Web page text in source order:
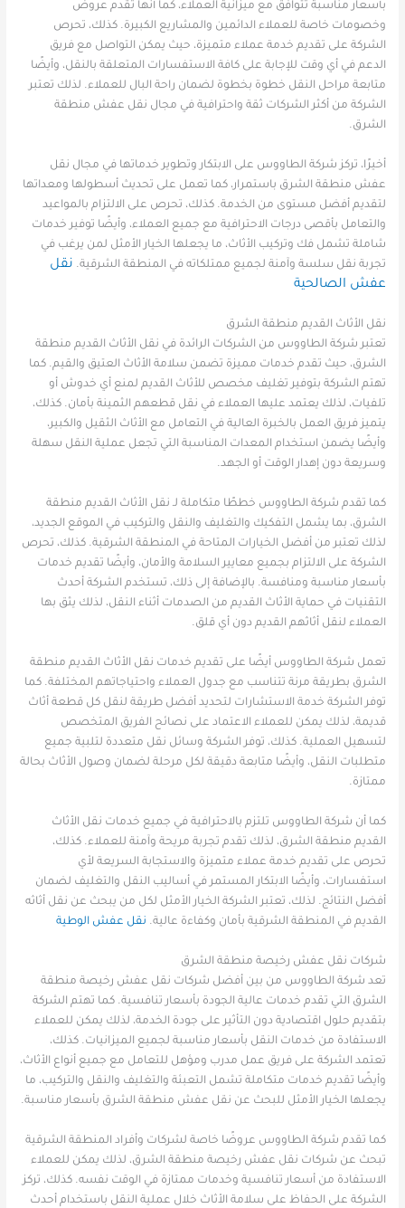
بأسعار مناسبة تتوافق مع ميزانية العملاء، كما أنها تقدم عروض
وخصومات خاصة للعملاء الدائمين والمشاريع الكبيرة. كذلك، تحرص
الشركة على تقديم خدمة عملاء متميزة، حيث يمكن التواصل مع فريق
الدعم في أي وقت للإجابة على كافة الاستفسارات المتعلقة بالنقل، وأيضًا
متابعة مراحل النقل خطوة بخطوة لضمان راحة البال للعملاء. لذلك تعتبر
الشركة من أكثر الشركات ثقة واحترافية في مجال نقل عفش منطقة
الشرق.
أخيرًا، تركز شركة الطاووس على الابتكار وتطوير خدماتها في مجال نقل
عفش منطقة الشرق باستمرار، كما تعمل على تحديث أسطولها ومعداتها
لتقديم أفضل مستوى من الخدمة. كذلك، تحرص على الالتزام بالمواعيد
والتعامل بأقصى درجات الاحترافية مع جميع العملاء، وأيضًا توفير خدمات
شاملة تشمل فك وتركيب الأثاث، ما يجعلها الخيار الأمثل لمن يرغب في
تجربة نقل سلسة وآمنة لجميع ممتلكاته في المنطقة الشرقية. نقل
عفش الصالحية
نقل الأثاث القديم منطقة الشرق
تعتبر شركة الطاووس من الشركات الرائدة في نقل الأثاث القديم منطقة
الشرق، حيث تقدم خدمات مميزة تضمن سلامة الأثاث العتيق والقيم. كما
تهتم الشركة بتوفير تغليف مخصص للأثاث القديم لمنع أي خدوش أو
تلفيات، لذلك يعتمد عليها العملاء في نقل قطعهم الثمينة بأمان. كذلك،
يتميز فريق العمل بالخبرة العالية في التعامل مع الأثاث الثقيل والكبير،
وأيضًا يضمن استخدام المعدات المناسبة التي تجعل عملية النقل سهلة
وسريعة دون إهدار الوقت أو الجهد.
كما تقدم شركة الطاووس خططًا متكاملة لـ نقل الأثاث القديم منطقة
الشرق، بما يشمل التفكيك والتغليف والنقل والتركيب في الموقع الجديد،
لذلك تعتبر من أفضل الخيارات المتاحة في المنطقة الشرقية. كذلك، تحرص
الشركة على الالتزام بجميع معايير السلامة والأمان، وأيضًا تقديم خدمات
بأسعار مناسبة ومنافسة. بالإضافة إلى ذلك، تستخدم الشركة أحدث
التقنيات في حماية الأثاث القديم من الصدمات أثناء النقل، لذلك يثق بها
العملاء لنقل أثاثهم القديم دون أي قلق.
تعمل شركة الطاووس أيضًا على تقديم خدمات نقل الأثاث القديم منطقة
الشرق بطريقة مرنة تتناسب مع جدول العملاء واحتياجاتهم المختلفة. كما
توفر الشركة خدمة الاستشارات لتحديد أفضل طريقة لنقل كل قطعة أثاث
قديمة، لذلك يمكن للعملاء الاعتماد على نصائح الفريق المتخصص
لتسهيل العملية. كذلك، توفر الشركة وسائل نقل متعددة لتلبية جميع
متطلبات النقل، وأيضًا متابعة دقيقة لكل مرحلة لضمان وصول الأثاث بحالة
ممتازة.
كما أن شركة الطاووس تلتزم بالاحترافية في جميع خدمات نقل الأثاث
القديم منطقة الشرق، لذلك تقدم تجربة مريحة وآمنة للعملاء. كذلك،
تحرص على تقديم خدمة عملاء متميزة والاستجابة السريعة لأي
استفسارات، وأيضًا الابتكار المستمر في أساليب النقل والتغليف لضمان
أفضل النتائج. لذلك، تعتبر الشركة الخيار الأمثل لكل من يبحث عن نقل أثاثه
القديم في المنطقة الشرقية بأمان وكفاءة عالية. نقل عفش الوطية
شركات نقل عفش رخيصة منطقة الشرق
تعد شركة الطاووس من بين أفضل شركات نقل عفش رخيصة منطقة
الشرق التي تقدم خدمات عالية الجودة بأسعار تنافسية. كما تهتم الشركة
بتقديم حلول اقتصادية دون التأثير على جودة الخدمة، لذلك يمكن للعملاء
الاستفادة من خدمات النقل بأسعار مناسبة لجميع الميزانيات. كذلك،
تعتمد الشركة على فريق عمل مدرب ومؤهل للتعامل مع جميع أنواع الأثاث،
وأيضًا تقديم خدمات متكاملة تشمل التعبئة والتغليف والنقل والتركيب، ما
يجعلها الخيار الأمثل للبحث عن نقل عفش منطقة الشرق بأسعار مناسبة.
كما تقدم شركة الطاووس عروضًا خاصة لشركات وأفراد المنطقة الشرقية
تبحث عن شركات نقل عفش رخيصة منطقة الشرق، لذلك يمكن للعملاء
الاستفادة من أسعار تنافسية وخدمات ممتازة في الوقت نفسه. كذلك، تركز
الشركة على الحفاظ على سلامة الأثاث خلال عملية النقل باستخدام أحدث